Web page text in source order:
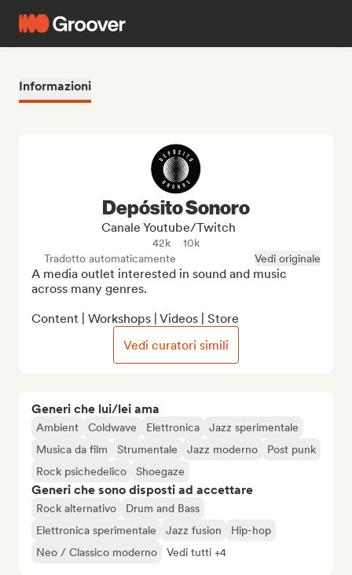
Informazioni
Generi che lui/lei ama
Ambient Coldwave Elettronica
Jazz sperimentale
Musica da film
Strumentale Jazz moderno
Post punk
Rock psichedelico
Shoegaze
Generi che sono disposti ad accettare
Rock alternativo
Drum and Bass
Elettronica sperimentale
Jazz fusion
Hip-hop
Neo / Classico moderno
Vedi tutti +4
Depósito Sonoro
Canale Youtube/Twitch
42k
10k
Tradotto automaticamente
Vedi originale
A media outlet interested in sound and music
across many genres.
Content | Workshops | Videos | Store
Vedi curatori simili